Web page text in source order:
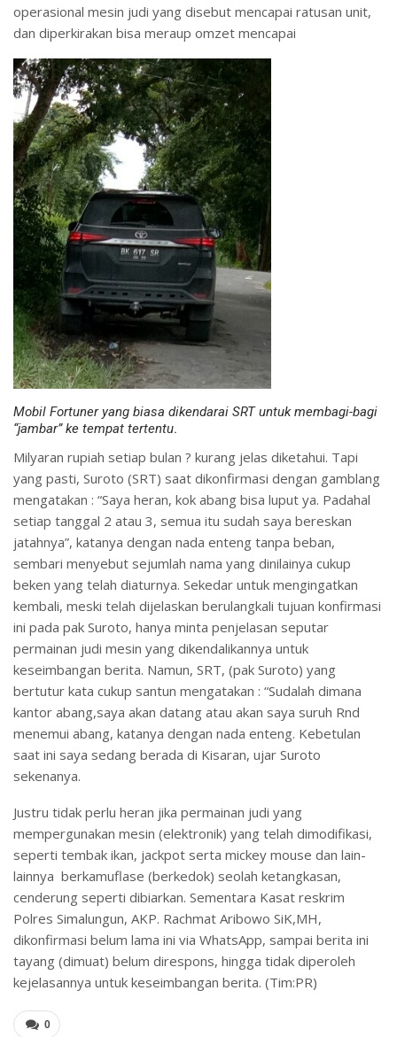
operasional mesin judi yang disebut mencapai ratusan unit,
dan diperkirakan bisa meraup omzet mencapai
Mobil Fortuner yang biasa dikendarai SRT untuk membagi-bagi
“jambar” ke tempat tertentu.
Milyaran rupiah setiap bulan ? kurang jelas diketahui. Tapi
yang pasti, Suroto (SRT) saat dikonfirmasi dengan gamblang
mengatakan : “Saya heran, kok abang bisa luput ya. Padahal
setiap tanggal 2 atau 3, semua itu sudah saya bereskan
jatahnya”, katanya dengan nada enteng tanpa beban,
sembari menyebut sejumlah nama yang dinilainya cukup
beken yang telah diaturnya. Sekedar untuk mengingatkan
kembali, meski telah dijelaskan berulangkali tujuan konfirmasi
ini pada pak Suroto, hanya minta penjelasan seputar
permainan judi mesin yang dikendalikannya untuk
keseimbangan berita. Namun, SRT, (pak Suroto) yang
bertutur kata cukup santun mengatakan : “Sudalah dimana
kantor abang,saya akan datang atau akan saya suruh Rnd
menemui abang, katanya dengan nada enteng. Kebetulan
saat ini saya sedang berada di Kisaran, ujar Suroto
sekenanya.
Justru tidak perlu heran jika permainan judi yang
mempergunakan mesin (elektronik) yang telah dimodifikasi,
seperti tembak ikan, jackpot serta mickey mouse dan lain-
lainnya berkamuflase (berkedok) seolah ketangkasan,
cenderung seperti dibiarkan. Sementara Kasat reskrim
Polres Simalungun, AKP. Rachmat Aribowo SiK,MH,
dikonfirmasi belum lama ini via WhatsApp, sampai berita ini
tayang (dimuat) belum direspons, hingga tidak diperoleh
kejelasannya untuk keseimbangan berita. (Tim:PR)
0